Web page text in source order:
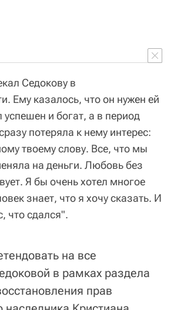
Седокову в
Ему казалось, что он нужен ей
успешен и богат, а в период
потеряла к нему интерес:
твоему слову. Все, что мы
на деньги. Любовь без
Я бы очень хотел многое
знает, что я хочу сказать. И
что сдался".
на все
в рамках раздела
прав